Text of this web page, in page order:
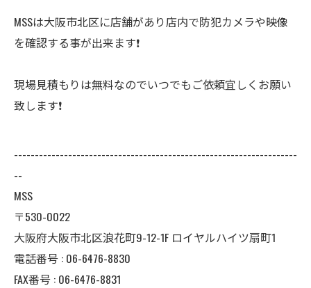
MSSは大阪市北区に店舗があり店内で防犯カメラや映像
を確認する事が出来ます❗️
現場見積もりは無料なのでいつでもご依頼宜しくお願い
致します❗️
--------------------------------------------------------------------
--
MSS
〒530-0022
大阪府大阪市北区浪花町9-12-1F ロイヤルハイツ扇町1
電話番号 : 06-6476-8830
FAX番号 : 06-6476-8831